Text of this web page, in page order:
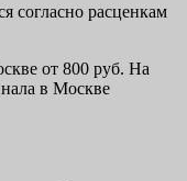
согласно расценкам
от 800 руб. На
в Москве